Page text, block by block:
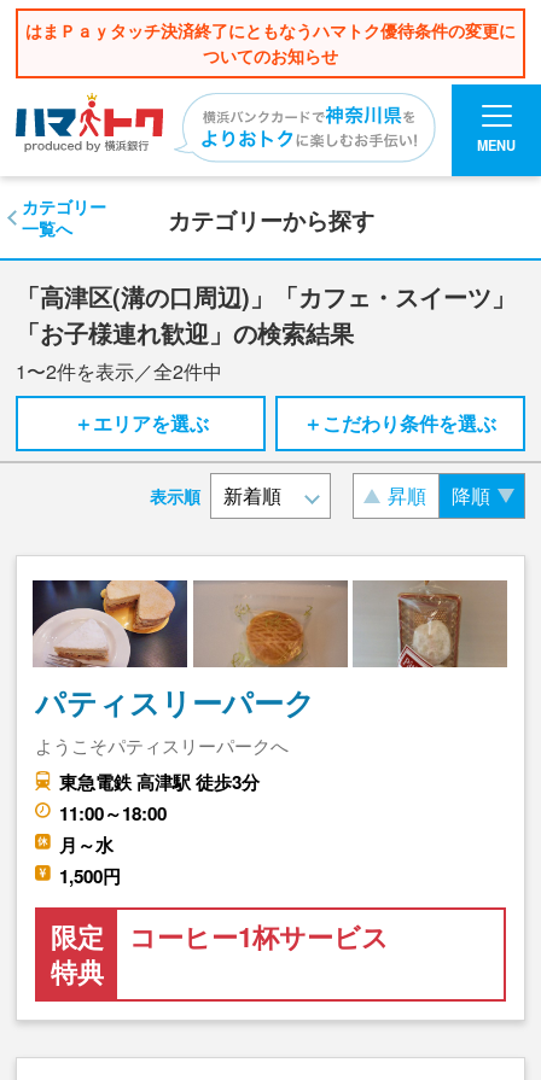
はまＰａｙタッチ決済終了にともなうハマトク優待条件の変更に
ついてのお知らせ
MENU
カテゴリーから探す
カテゴリー
一覧へ
「高津区(溝の口周辺)」「カフェ・スイーツ」
「お子様連れ歓迎」の検索結果
1〜2件を表示／全2件中
＋エリアを選ぶ
＋こだわり条件を選ぶ
表示順 昇順 降順
パティスリーパーク
ようこそパティスリーパークへ
東急電鉄 高津駅 徒歩3分
11:00～18:00
月～水
1,500円
限定
特典
コーヒー1杯サービス